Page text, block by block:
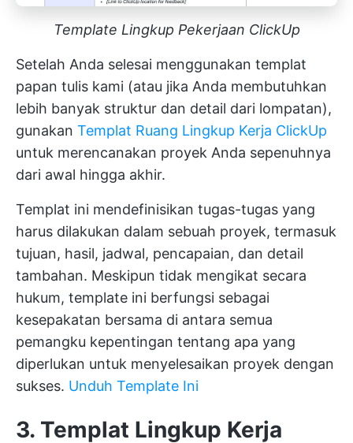
Template Lingkup Pekerjaan ClickUp
Setelah Anda selesai menggunakan templat
papan tulis kami (atau jika Anda membutuhkan
lebih banyak struktur dan detail dari lompatan),
gunakan Templat Ruang Lingkup Kerja ClickUp
untuk merencanakan proyek Anda sepenuhnya
dari awal hingga akhir.
Templat ini mendefinisikan tugas-tugas yang
harus dilakukan dalam sebuah proyek, termasuk
tujuan, hasil, jadwal, pencapaian, dan detail
tambahan. Meskipun tidak mengikat secara
hukum, template ini berfungsi sebagai
kesepakatan bersama di antara semua
pemangku kepentingan tentang apa yang
diperlukan untuk menyelesaikan proyek dengan
sukses. Unduh Template Ini
3. Templat Lingkup Kerja